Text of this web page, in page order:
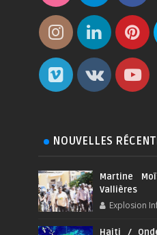
NOUVELLES
Martine
Vallières
Explosion
Haiti /